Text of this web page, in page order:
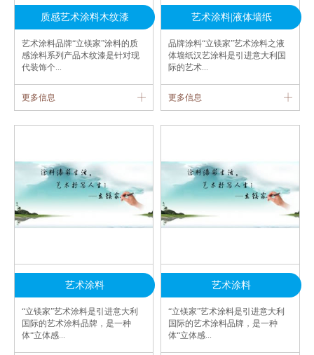
质感艺术涂料木纹漆
艺术涂料品牌“立镁家”涂料的质
感涂料系列产品木纹漆是针对现
代装饰个...
更多信息
艺术涂料|液体墙纸
品牌涂料“立镁家”艺术涂料之液
体墙纸汉艺涂料是引进意大利国
际的艺术...
更多信息
艺术涂料
“立镁家”艺术涂料是引进意大利
国际的艺术涂料品牌，是一种
体“立体感...
艺术涂料
“立镁家”艺术涂料是引进意大利
国际的艺术涂料品牌，是一种
体“立体感...